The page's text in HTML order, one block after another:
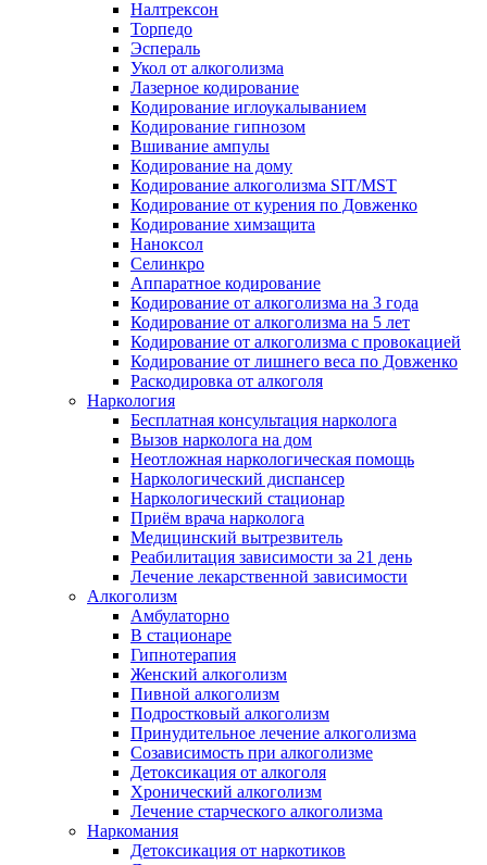
Налтрексон
Торпедо
Эспераль
Укол от алкоголизма
Лазерное кодирование
Кодирование иглоукалыванием
Кодирование гипнозом
Вшивание ампулы
Кодирование на дому
Кодирование алкоголизма SIT/MST
Кодирование от курения по Довженко
Кодирование химзащита
Наноксол
Селинкро
Аппаратное кодирование
Кодирование от алкоголизма на 3 года
Кодирование от алкоголизма на 5 лет
Кодирование от алкоголизма с провокацией
Кодирование от лишнего веса по Довженко
Раскодировка от алкоголя
Наркология
Бесплатная консультация нарколога
Вызов нарколога на дом
Неотложная наркологическая помощь
Наркологический диспансер
Наркологический стационар
Приём врача нарколога
Медицинский вытрезвитель
Реабилитация зависимости за 21 день
Лечение лекарственной зависимости
Алкоголизм
Амбулаторно
В стационаре
Гипнотерапия
Женский алкоголизм
Пивной алкоголизм
Подростковый алкоголизм
Принудительное лечение алкоголизма
Созависимость при алкоголизме
Детоксикация от алкоголя
Хронический алкоголизм
Лечение старческого алкоголизма
Наркомания
Детоксикация от наркотиков